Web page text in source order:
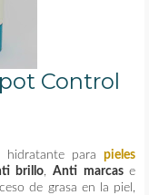
Control
para pieles
brillo,Anti marcase
de grasa en la piel,